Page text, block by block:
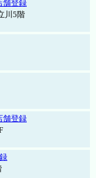
舗登録
川5階
舗登録